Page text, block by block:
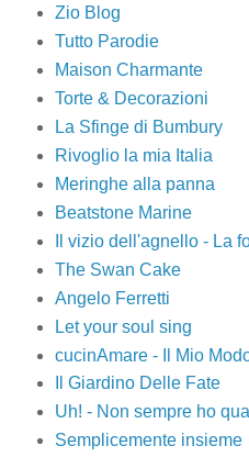
Zio Blog
Tutto Parodie
Maison Charmante
Torte & Decorazioni
La Sfinge di Bumbury
Rivoglio la mia Italia
Meringhe alla panna
Beatstone Marine
Il vizio dell'agnello - La
The Swan Cake
Angelo Ferretti
Let your soul sing
cucinAmare - Il Mio
Il Giardino Delle Fate
Uh! - Non sempre ho
Semplicemente insieme